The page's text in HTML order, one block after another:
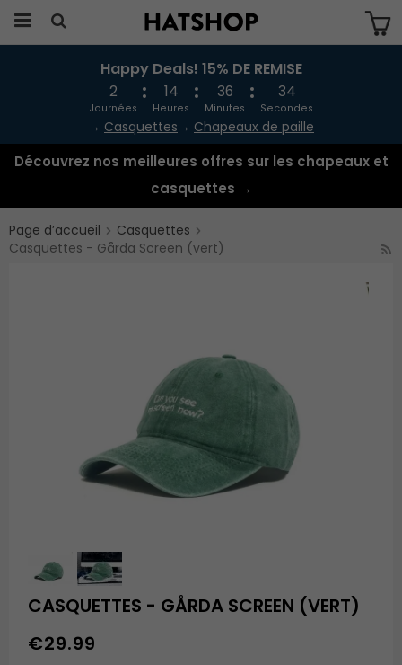
Produkten har blivit tillagd i varukorgen
Happy Deals! 15% DE REMISE
2
Journées
14
Heures
36
Minutes
34
Secondes
→ Casquettes → Chapeaux de paille
Découvrez nos meilleures offres sur les chapeaux et
casquettes →
Page d’accueil
Casquettes
Casquettes - Gårda Screen (vert)
CASQUETTES - GÅRDA SCREEN (VERT)
€29.99